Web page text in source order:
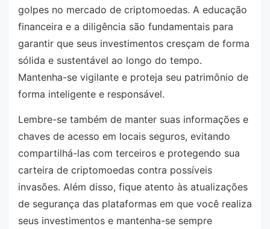
golpes no mercado de criptomoedas. A educação
financeira e a diligência são fundamentais para
garantir que seus investimentos cresçam de forma
sólida e sustentável ao longo do tempo.
Mantenha-se vigilante e proteja seu patrimônio de
forma inteligente e responsável.
Lembre-se também de manter suas informações e
chaves de acesso em locais seguros, evitando
compartilhá-las com terceiros e protegendo sua
carteira de criptomoedas contra possíveis
invasões. Além disso, fique atento às atualizações
de segurança das plataformas em que você realiza
seus investimentos e mantenha-se sempre